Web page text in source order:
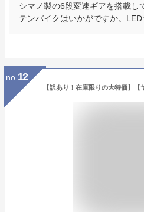
シマノ製の6段変速ギアを搭載し
テンバイクはいかがですか。LED
no. 12